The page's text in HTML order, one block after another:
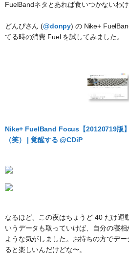
FuelBandネタとあれば食いつかないわけ
どんぴさん (@donpy) の Nike+
てる時の消費 Fuel を試してみました。
Nike+ FuelBand Focus【20120719版
（笑） | 覚醒する @CDiP
なるほど、この夜はちょうど 40 だけ運
いうデータも取っていけば、自分の寝
ような気がしました。お持ちの方でデ
ると楽しいんだけどな〜。